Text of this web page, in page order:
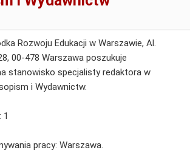
Rozwoju Edukacji w Warszawie, Al.
00-478 Warszawa poszukuje
stanowisko specjalisty redaktora w
i Wydawnictw.
1
pracy: Warszawa.